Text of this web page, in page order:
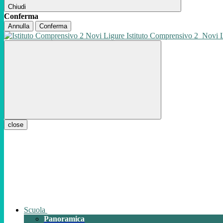
Chiudi
Conferma
Annulla Conferma
Istituto Comprensivo 2 Novi
close
Scuola
Panoramica